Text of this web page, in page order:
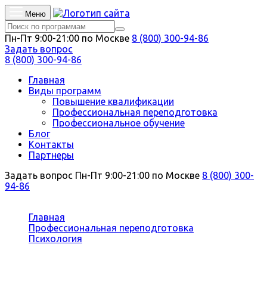
Меню
Пн-Пт 9:00-21:00 по Москве 8 (800) 300-94-86
Задать вопрос
8 (800) 300-94-86
Главная
Виды программ
Повышение квалификации
Профессиональная переподготовка
Профессиональное обучение
Блог
Контакты
Партнеры
Задать вопрос Пн-Пт 9:00-21:00 по Москве 8 (800) 300-
94-86
Главная
Профессиональная переподготовка
Психология